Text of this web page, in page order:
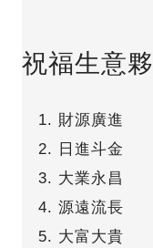
祝福生意
財源廣進
日進斗金
大業永昌
源遠流長
大富大貴